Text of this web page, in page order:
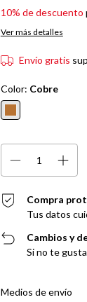
10% de descuento
Ver más detalles
Envío gratis
Color: Cobre
Compra
Tus datos
Cambios y
Si no te
Entregas para el CP:
Medios de envío